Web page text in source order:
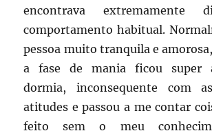
encontrava extremamente
comportamento habitual.
pessoa muito tranquila e
a fase de mania ficou super
dormia, inconsequente com
atitudes e passou a me contar
feito sem o meu